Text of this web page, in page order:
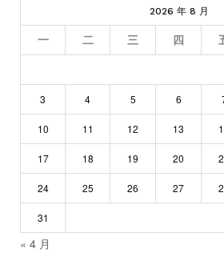
2026 年 8 月
一 二 三 四
3 4 5 6
10 11 12 13
17 18 19 20
24 25 26 27
31
« 4 月